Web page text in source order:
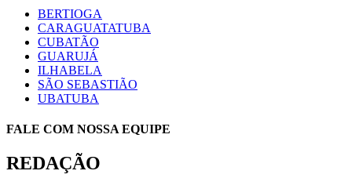
BERTIOGA
CARAGUATATUBA
CUBATÃO
GUARUJÁ
ILHABELA
SÃO SEBASTIÃO
UBATUBA
FALE COM NOSSA EQUIPE
REDAÇÃO